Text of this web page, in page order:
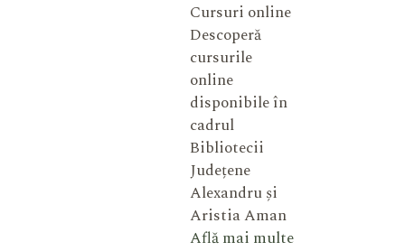
Cursuri online
Descoperă
cursurile
online
disponibile în
cadrul
Bibliotecii
Județene
Alexandru și
Aristia Aman
Află mai multe